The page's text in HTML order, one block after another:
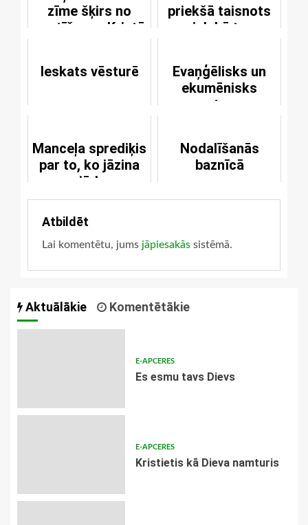
zīme šķirs no
pestīšanas Kristū
priekšā taisnots
jeb kā tu
Ieskats vēsturē
Evaņģēlisks un
ekumēnisks
saturs
Manceļa sprediķis
par to, ko jāzina
un jādara
kungiem un tautai
Nodalīšanās
baznīcā
Atbildēt
Lai komentētu, jums jāpiesakās sistēmā.
Aktuālākie Komentētākie
E-APCERES
Es esmu tavs Dievs
E-APCERES
Kristietis kā Dieva namturis